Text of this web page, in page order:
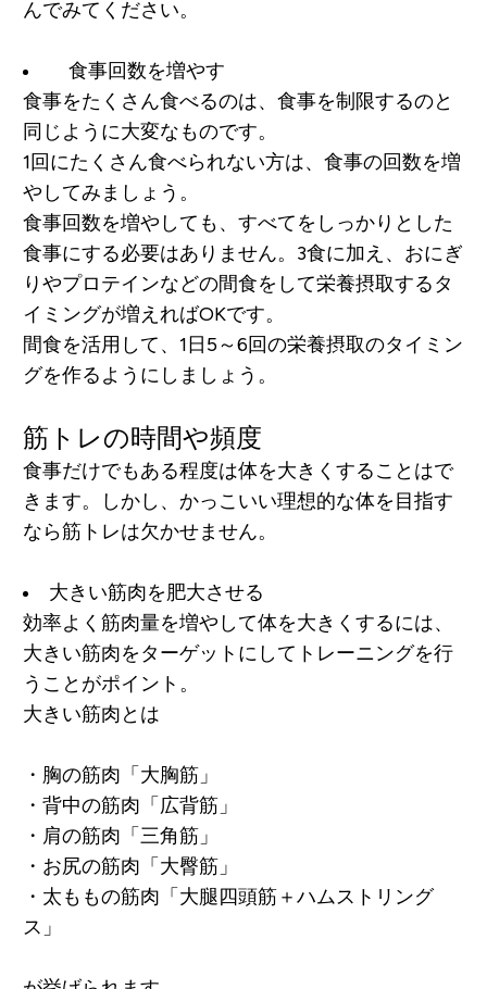
んでみてください。
食事回数を増やす
食事をたくさん食べるのは、食事を制限するのと
同じように大変なものです。
1回にたくさん食べられない方は、食事の回数を増
やしてみましょう。
食事回数を増やしても、すべてをしっかりとした
食事にする必要はありません。3食に加え、おにぎ
りやプロテインなどの間食をして栄養摂取するタ
イミングが増えればOKです。
間食を活用して、1日5～6回の栄養摂取のタイミン
グを作るようにしましょう。
筋トレの時間や頻度
食事だけでもある程度は体を大きくすることはで
きます。しかし、かっこいい理想的な体を目指す
なら筋トレは欠かせません。
大きい筋肉を肥大させる
効率よく筋肉量を増やして体を大きくするには、
大きい筋肉をターゲット にしてトレーニングを行
うことがポイント。
大きい筋肉とは
・胸の筋肉「大胸筋」
・背中の筋肉「広背筋」
・肩の筋肉「三角筋」
・お尻の筋肉「大臀筋」
・太ももの筋肉「大腿四頭筋＋ハムストリング
ス」